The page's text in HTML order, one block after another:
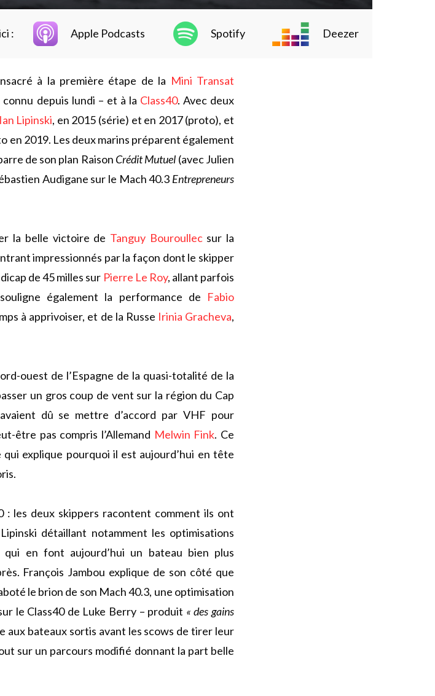
: Apple Podcasts Spotify Deezer
à la première étape de la Mini Transat
depuis lundi – et à la Class40. Avec deux
Ian Lipinski, en 2015 (série) et en 2017 (proto), et
en 2019. Les deux marins préparent également
de son plan Raison Crédit Mutuel (avec Julien
Audigane sur le Mach 40.3 Entrepreneurs
la belle victoire de Tanguy Bouroullecsur la
impressionnés par la façon dont le skipper
de 45 milles sur Pierre Le Roy, allant parfois
également la performance de Fabio
à apprivoiser, et de la Russe Irinia Gracheva,
ouest de l’Espagne de la quasi-totalité de la
un gros coup de vent sur la région du Cap
dû se mettre d’accord par VHF pour
être pas compris l’Allemand Melwin Fink. Ce
explique pourquoi il est aujourd’hui en tête
: les deux skippers racontent comment ils ont
détaillant notamment les optimisations
qui en font aujourd’hui un bateau bien plus
François Jambou explique de son côté que
le brion de son Mach 40.3, une optimisation
le Class40 de Luke Berry – produit « des gains
aux bateaux sortis avant les scows de tirer leur
sur un parcours modifié donnant la part belle